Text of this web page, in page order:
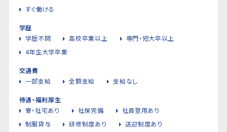
すぐ働ける
学歴
学歴不問
高校卒業以上
専門・短大卒以上
4年生大学卒業
交通費
一部支給
全額支給 支給なし
待遇・福利厚生
寮・社宅あり
社保完備
社員登用あり
制服貸与
研修制度あり
送迎制度あり